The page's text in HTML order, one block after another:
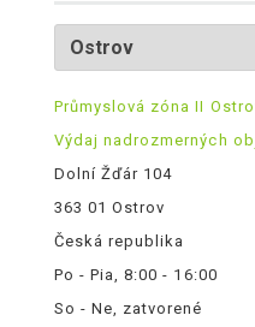
Průmyslová zóna II
Výdaj nadrozmerných
Dolní Žďár 104
363 01 Ostrov
Česká republika
Po - Pia, 8:00 - 16:00
So - Ne, zatvorené